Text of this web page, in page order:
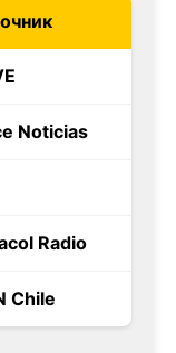
Noticias
Radio
Chile